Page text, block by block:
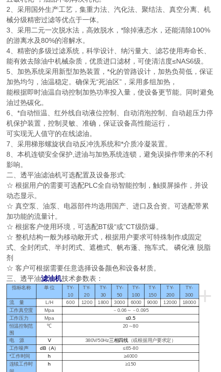
2、采用国外生产工艺，集重力法、汽化法、聚结法、真空分离、机
械分级精密过滤等优点于一体。
3、采用二元一次脱水法，高效脱水，*除掉液态水，还能清除100%
的游离水及80%的溶解水。
4、精密的多级过滤系统，科学设计、纳污量大、滤芯使用寿命长、
能有效去除油中机械杂质，优质进口滤材，可使清洁度≤NAS6级。
5、加热系统采用新型加热装置，*化的管路设计，加热负荷低，保证
加热均匀，油温稳定。确保无“死油区”，采用多组加热，
能根据即时油温自动控制加热功率投入量，使设备更节能。同时避免
油过热碳化。
6、*自动恒温、红外线自动液位控制、自动消泡控制、自动超压力停
机保护装置，控制灵敏、准确，保证设备高性能运行，
可实现无人值守的在线滤油。
7、采用梯形螺旋状自动反冲洗系统和*介质冷凝装置。
8、本机连锁安全保护,进油与加热系统连锁，避免误操作带来的不利
影响。
二、透平油滤油机可选配置及设备形式:
☆ 根据用户的需要可选配PLC全自动智能控制，触摸屏操作，并设
动态显示。
☆ 真空泵、油泵、电器部件均选用国产、进口及合资。可选配带累
加功能的流量计。
☆ 根据客户使用环境，可选配BT级“或”CT级防爆。
☆ 整机结构一般为移动敞开式，根据用户要求可特殊制作成固定
式、全封闭式、半封闭式、遮檐式、帆布蓬、拖车式。 磷化液 脱脂
剂
☆ 客户可根据需要任意选择设备颜色和设备材质。
三、透平油滤油机技术参数表：
+
指标名称 单 位
TY-
10
TY-
20
TY-
30
TY-
50
TY-
100
TY-
150
TY-
200
TY-
300
流
量 L/H 600 1200 1800 3000 6000 9000 12000 18000
工作真空度 Mpa －0.06～－0.095
工作压力 Mpa
≤0.5
恒温控制范
围
℃ 20～80
电 源 V 380V/50Hz三相四线 （或根据用户要求定）
工作噪声 dB（A）
≤65-80
*工作时间
h ≥4000
连续工作时
h ≥150